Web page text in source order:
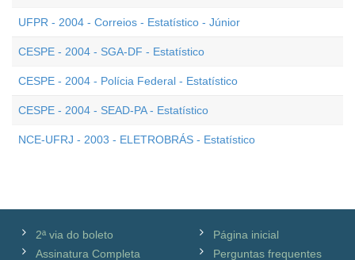
UFPR - 2004 - Correios - Estatístico - Júnior
CESPE - 2004 - SGA-DF - Estatístico
CESPE - 2004 - Polícia Federal - Estatístico
CESPE - 2004 - SEAD-PA - Estatístico
NCE-UFRJ - 2003 - ELETROBRÁS - Estatístico
2ª via do boleto
Assinatura Completa
Página inicial
Perguntas frequentes